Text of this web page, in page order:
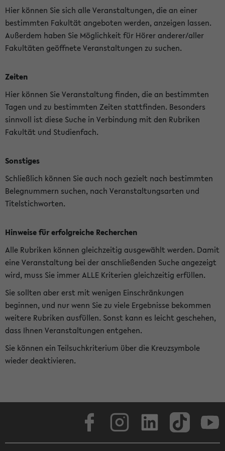
Hier können Sie sich alle Veranstaltungen, die an einer
bestimmten Fakultät angeboten werden, anzeigen lassen.
Außerdem haben Sie Möglichkeit für Hörer anderer/aller
Fakultäten geöffnete Veranstaltungen zu suchen.
Zeiten
Hier können Sie Veranstaltung finden, die an bestimmten
Tagen und zu bestimmten Zeiten stattfinden. Besonders
sinnvoll ist diese Suche in Verbindung mit den Rubriken
Fakultät und Studienfach.
Sonstiges
Schließlich können Sie auch noch gezielt nach bestimmten
Belegnummern suchen, nach Veranstaltungsarten und
Titelstichworten.
Hinweise für erfolgreiche Recherchen
Alle Rubriken können gleichzeitig ausgewählt werden. Damit
eine Veranstaltung bei der anschließenden Suche angezeigt
wird, muss Sie immer ALLE Kriterien gleichzeitig erfüllen.
Sie sollten aber erst mit wenigen Einschränkungen
beginnen, und nur wenn Sie zu viele Ergebnisse bekommen
weitere Rubriken ausfüllen. Sonst kann es leicht geschehen,
dass Ihnen Veranstaltungen entgehen.
Sie können ein Teilsuchkriterium über die Kreuzsymbole
wieder deaktivieren.